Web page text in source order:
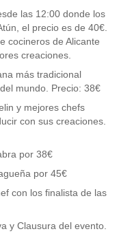
las 12:00 donde los
el precio es de 40€.
cocineros de Alicante
creaciones.
más tradicional
mundo. Precio: 38€
y mejores chefs
con sus creaciones.
por 38€
por 45€
con los finalista de las
y Clausura del evento.